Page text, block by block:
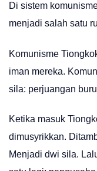
Di sistem
menjadi salah satu
Komunisme
iman mereka.
sila: perjuangan
Ketika masuk
dimusyrikkan.
Menjadi dwi sila.